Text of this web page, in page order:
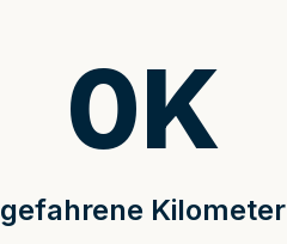
gefahrene Kilometer
0K